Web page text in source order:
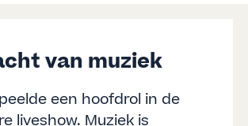
van muziek
een hoofdrol in de
liveshow. Muziek is